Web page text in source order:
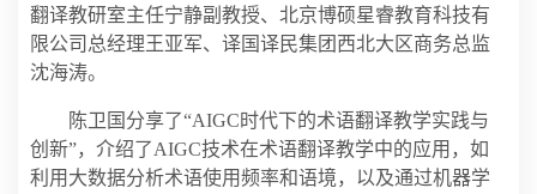
翻译教研室主任宁静副教授、北京博硕星睿教育科技有
限公司总经理王亚军、译国译民集团西北大区商务总监
沈海涛。
陈卫国分享了“AIGC时代下的术语翻译教学实践与
创新”，介绍了AIGC技术在术语翻译教学中的应用，如
利用大数据分析术语使用频率和语境，以及通过机器学